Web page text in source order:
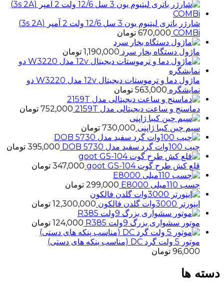
شارژر باتری لیتیوم یون 3 سل 12/6 ولت 2 آمپر (3s 2A)
COMBi
670,000 تومان
ماژول دستگاه بخار سرد 1,190,000 تومان
ماژول دما و ترموستات دیجیتال 12v مدل W3220 دو
نمایشگره 563,000 تومان
دماسنج و ساعت دیجیتالی مدل 2159T
752,000 تومان
سیم چین کیبا ژاپنی 730,000 تومان
چیپ 100وات گرد سفید مدل 5730 DOB
395,000 تومان
قلع کش طرح گوت goot GS-104
347,000 تومان
چسب 110میلی E8000
299,000 تومان
اینورتر 3000وات گلدن فالکون
12,300,000 تومان
موتور سشواری بزرگ 9ولت R385
124,000 تومان
موتور 5 ولت گرد DC (مناسب پنکه های دستی)
96,000 تومان
دسته ها